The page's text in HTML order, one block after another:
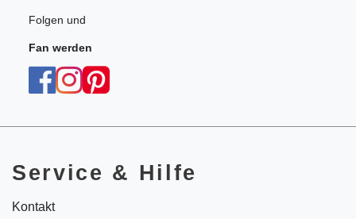
Folgen und
Fan werden
Service & Hilfe
Kontakt